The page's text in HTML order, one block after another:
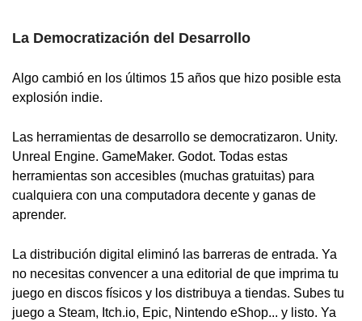
La Democratización del Desarrollo
Algo cambió en los últimos 15 años que hizo posible esta
explosión indie.
Las herramientas de desarrollo se democratizaron. Unity.
Unreal Engine. GameMaker. Godot. Todas estas
herramientas son accesibles (muchas gratuitas) para
cualquiera con una computadora decente y ganas de
aprender.
La distribución digital eliminó las barreras de entrada. Ya
no necesitas convencer a una editorial de que imprima tu
juego en discos físicos y los distribuya a tiendas. Subes tu
juego a Steam, Itch.io, Epic, Nintendo eShop... y listo. Ya